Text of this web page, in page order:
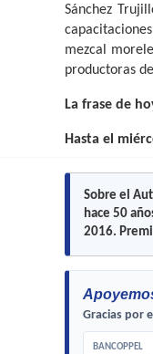
Sánchez
mezcal
productoras
La frase de
Hasta el
Sobre el
hace 50
2016.
Gracias por
BANCOPPEL